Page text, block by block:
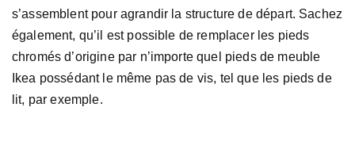
s’assemblent pour agrandir la structure de départ. Sachez
également, qu’il est possible de remplacer les pieds
chromés d’origine par n’importe quel pieds de meuble
Ikea possédant le même pas de vis, tel que les pieds de
lit, par exemple.